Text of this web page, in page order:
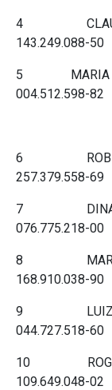
4
143.249.088-50
5 MARIA
004.512.598-
6 ROBERTA
257.379.558-69
7 DINA
076.775.218-00
8 MARCIA
168.910.038-90
9 LUIZA
044.727.518-60
10
109.649.048-02